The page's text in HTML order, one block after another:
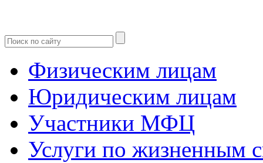
Физическим лицам
Юридическим лицам
Участники МФЦ
Услуги по жизненным